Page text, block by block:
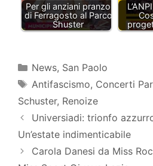
Per gli anziani pranzo
di Ferragosto al Parco
Shuster
Categorie
News, San Paolo
Tag
Antifascismo, Concerti
Schuster, Renoize
Universiadi: trionfo
Un’estate indimenticabile
Carola Danesi da Miss